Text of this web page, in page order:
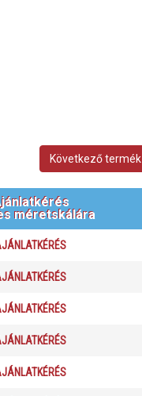
Következő termék
méretskálára